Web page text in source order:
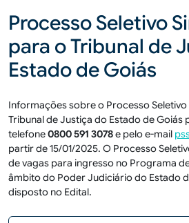
Processo Seletivo
para o Tribunal de
Estado de Goiás
Informações sobre o Processo
Tribunal de Justiça do Estado de
telefone0800 591 3078e pelo e-mail
partir de 15/01/2025. O Processo
de vagas para ingresso no Programa
âmbito do Poder Judiciário do Estado
disposto no Edital.